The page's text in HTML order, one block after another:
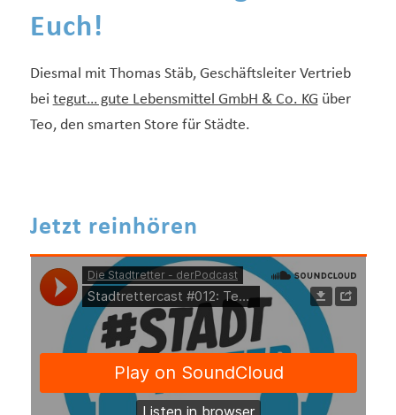
Euch!
Diesmal mit Thomas Stäb, Geschäftsleiter Vertrieb
bei tegut… gute Lebensmittel GmbH & Co. KG über
Teo, den smarten Store für Städte.
Jetzt reinhören